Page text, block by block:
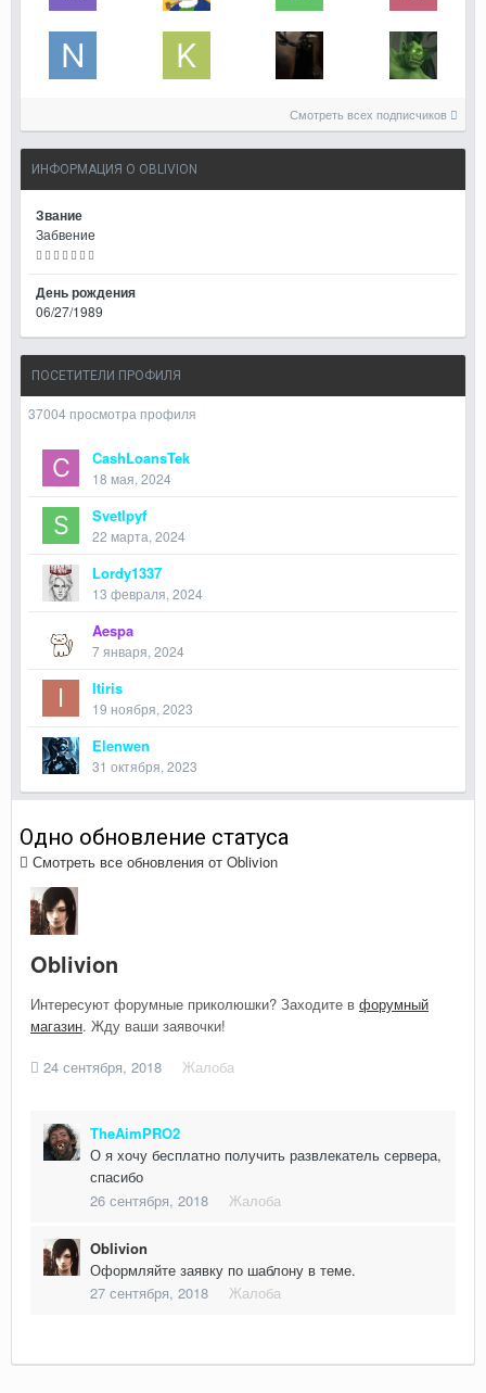
Смотреть всех подписчиков
ИНФОРМАЦИЯ О OBLIVION
Звание
Забвение
День рождения
06/27/1989
ПОСЕТИТЕЛИ ПРОФИЛЯ
37004 просмотра профиля
CashLoansTek
18 мая, 2024
Svetlpyf
22 марта, 2024
Lordy1337
13 февраля, 2024
Aespa
7 января, 2024
Itiris
19 ноября, 2023
Elenwen
31 октября, 2023
Одно обновление статуса
Смотреть все обновления от Oblivion
Oblivion
Интересуют форумные приколюшки? Заходите в форумный
магазин. Жду ваши заявочки!
24 сентября, 2018
Жалоба
TheAimPRO2
О я хочу бесплатно получить развлекатель сервера,
спасибо
26 сентября, 2018
Жалоба
Oblivion
Оформляйте заявку по шаблону в теме.
27 сентября, 2018
Жалоба